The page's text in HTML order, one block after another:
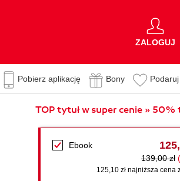
ZALOGUJ
Pobierz aplikację Bony
TOP tytuł w super cenie » 50%
Ebook
139,00 zł
125,10 zł najniższa cena